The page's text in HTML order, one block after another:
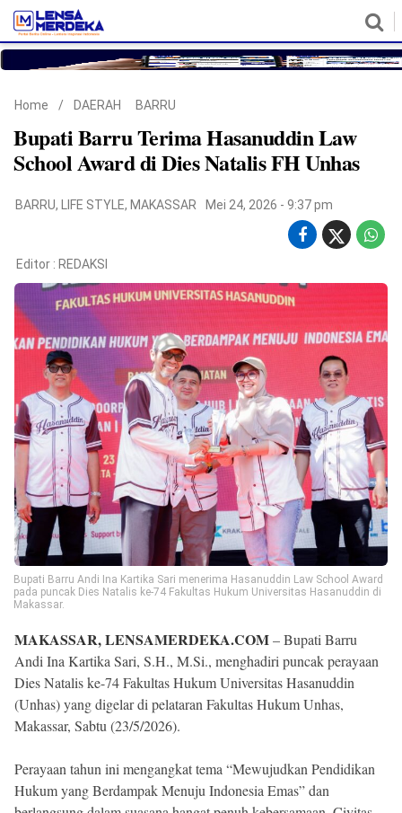
©
Copyright
2026
Lensa
Merdeka
Home / DAERAH BARRU
Bupati Barru Terima Hasanuddin Law
School Award di Dies Natalis FH Unhas
BARRU, LIFE STYLE, MAKASSAR Mei 24, 2026 - 9:37 pm
Editor : REDAKSI
Bupati Barru Andi Ina Kartika Sari menerima Hasanuddin Law School Award
pada puncak Dies Natalis ke-74 Fakultas Hukum Universitas Hasanuddin di
Makassar.
MAKASSAR, LENSAMERDEKA.COM– Bupati Barru
Andi Ina Kartika Sari, S.H., M.Si., menghadiri puncak perayaan
Dies Natalis ke-74 Fakultas Hukum Universitas Hasanuddin
(Unhas) yang digelar di pelataran Fakultas Hukum Unhas,
Makassar, Sabtu (23/5/2026).
Perayaan tahun ini mengangkat tema “Mewujudkan Pendidikan
Hukum yang Berdampak Menuju Indonesia Emas” dan